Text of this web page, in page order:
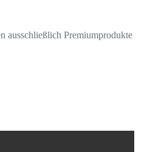
ausschließlich Premiumprodukte